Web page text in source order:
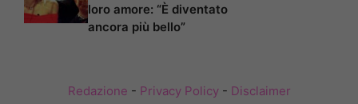
loro amore: “È diventato
ancora più bello”
Redazione - Privacy Policy- Disclaimer